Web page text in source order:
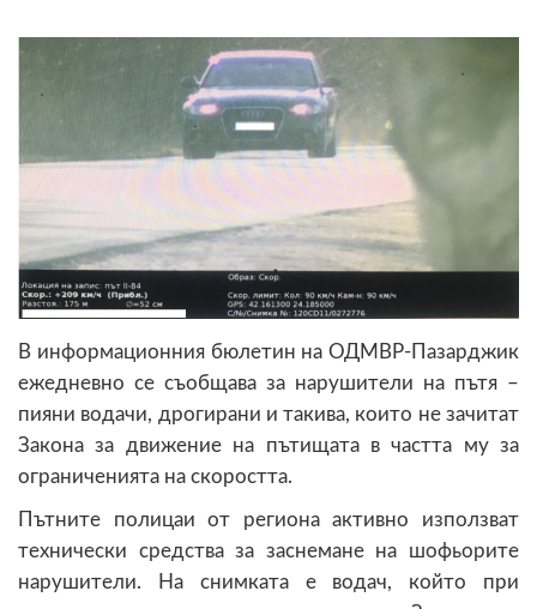
В информационния бюлетин на ОДМВР-Пазарджик
ежедневно се съобщава за нарушители на пътя –
пияни водачи, дрогирани и такива, които не зачитат
Закона за движение на пътищата в частта му за
ограниченията на скоростта.
Пътните полицаи от региона активно използват
технически средства за заснемане на шофьорите
нарушители. На снимката е водач, който при